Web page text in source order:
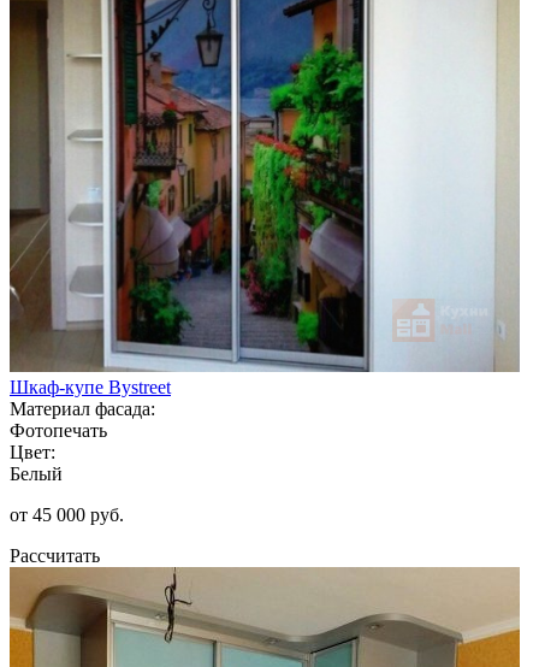
Шкаф-купе Bystreet
Материал фасада:
Фотопечать
Цвет:
Белый
от 45 000 руб.
Рассчитать